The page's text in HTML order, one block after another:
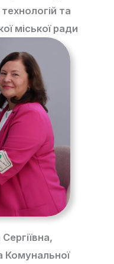
технологій та
міської ради
Комунальної